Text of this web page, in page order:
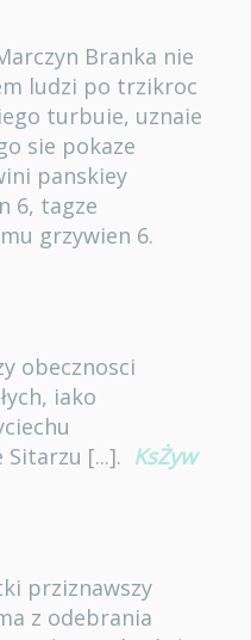
Branka nie
ludzi po trzikroc
turbuie, uznaie
sie pokaze
panskiey
6, tagze
grzywien 6.
obecznosci
iako
Sitarzu [...]. KsŻyw
prziznawszy
z odebrania